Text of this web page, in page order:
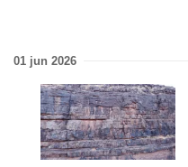
01 jun 2026